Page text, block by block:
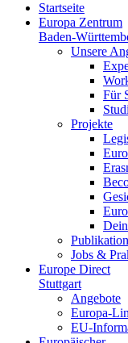
Startseite
Europa Zentrum
Baden-
Unsere
Für
Projekte
Jobs &
Europe Direct
Stuttgart
Angebote
Europa-
EU-